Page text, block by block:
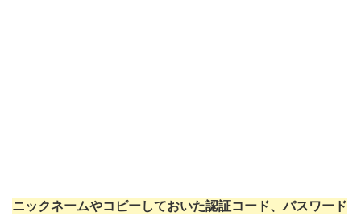
ニックネームやコピーしておいた認証コード、パスワード